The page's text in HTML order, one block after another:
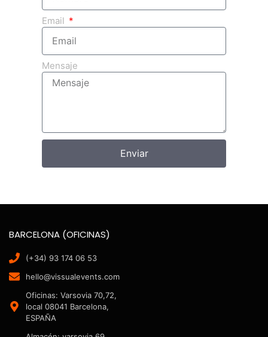
Email
Mensaje
Enviar
BARCELONA (OFICINAS)
(+34) 93 174 06 53
hello@vissualevents.com
Oficinas: Varsovia 70,72,
local 08041 Barcelona,
ESPAÑA